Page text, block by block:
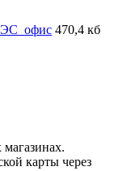
470,4 кб
карты через